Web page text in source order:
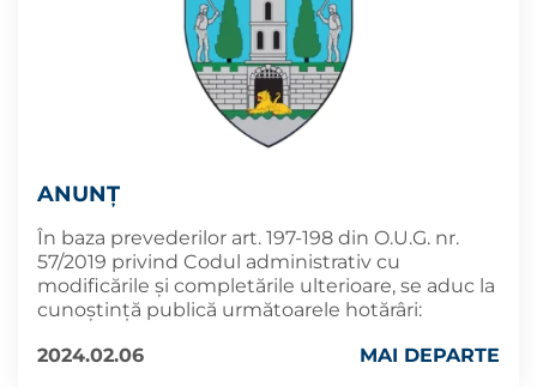
ANUNȚ
În baza prevederilor art. 197-198 din O.U.G. nr.
57/2019 privind Codul administrativ cu
modificările și completările ulterioare, se aduc la
cunoştinţă publică următoarele hotărâri:
2024.02.06
MAI DEPARTE